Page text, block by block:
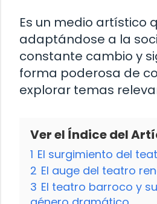
Es un medio artístico
adaptándose a la
constante cambio y
forma poderosa de
explorar temas
Ver el Índice del
1 El surgimiento del
2 El auge del teatro
3 El teatro barroco y